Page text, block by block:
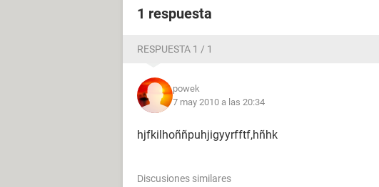
1 respuesta
RESPUESTA 1 / 1
powek
7 may 2010 a las 20:34
hjfkilhoññpuhjigyyrfftf,hñhk
Discusiones similares